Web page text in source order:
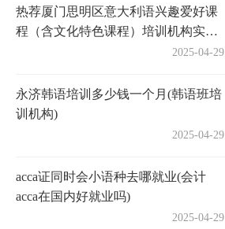
热荐厦门思明区意大利语兴趣爱好课
程（含文化特色课程）培训机构实力
2025-04-29
永济韩语培训多少钱一个月(韩语班培
训机构)
2025-04-29
acca证同时会小语种去哪就业(会计
acca在国内好就业吗)
2025-04-29